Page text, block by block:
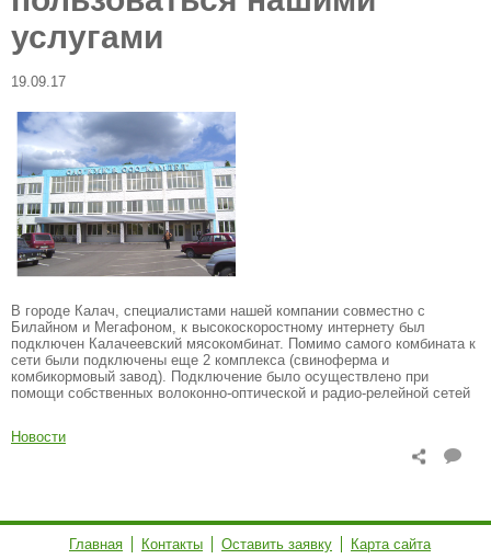
услугами
19.09.17
В городе Калач, специалистами нашей компании совместно с
Билайном и Мегафоном, к высокоскоростному интернету был
подключен Калачеевский мясокомбинат. Помимо самого комбината к
сети были подключены еще 2 комплекса (свиноферма и
комбикормовый завод). Подключение было осуществлено при
помощи собственных волоконно-оптической и радио-релейной сетей
Новости
Главная Контакты Оставить заявку Карта сайта